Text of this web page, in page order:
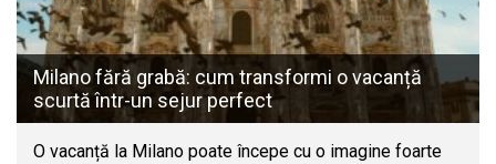
Milano fără grabă: cum transformi o vacanță
scurtă într-un sejur perfect
O vacanță la Milano poate începe cu o imagine foarte